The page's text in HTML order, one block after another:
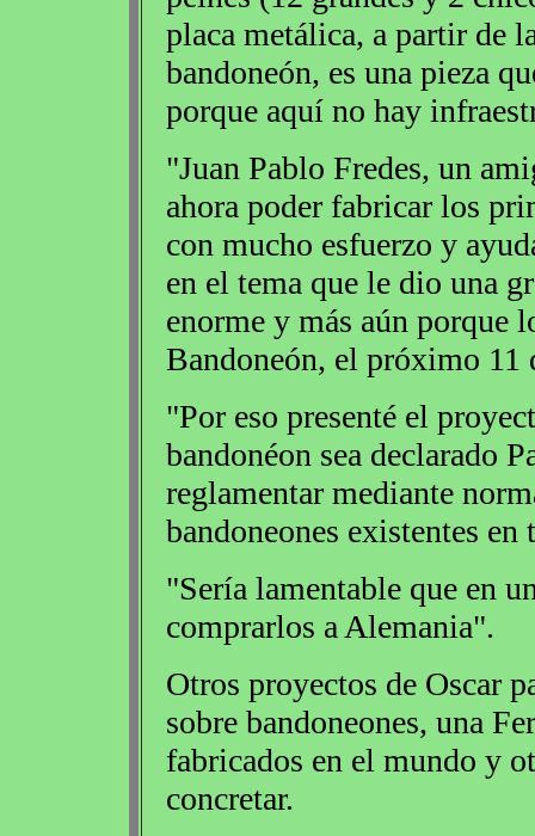
placa metálica, a partir de
bandoneón, es una pieza
porque aquí no hay
"Juan Pablo Fredes, un
ahora poder fabricar los
con mucho esfuerzo y
en el tema que le dio una
enorme y más aún porque
Bandoneón, el próximo 11
"Por eso presenté el
bandonéon sea declarado
reglamentar mediante
bandoneones existentes
"Sería lamentable que en
comprarlos a Alemania".
Otros proyectos de Oscar
sobre bandoneones, una
fabricados en el mundo y
concretar.